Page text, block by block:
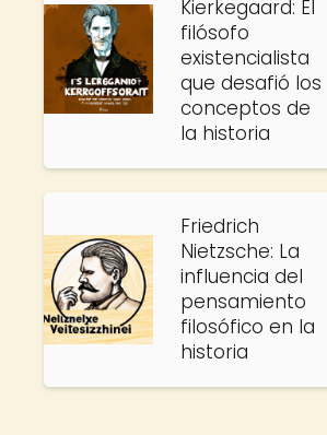
Kierkegaard: El
filósofo
existencialista
que desafió los
conceptos de
la historia
Friedrich
Nietzsche: La
influencia del
pensamiento
filosófico en la
historia